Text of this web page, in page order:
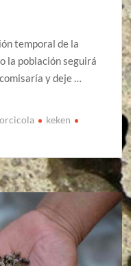
temporal de la
la población seguirá
y deje …
keken